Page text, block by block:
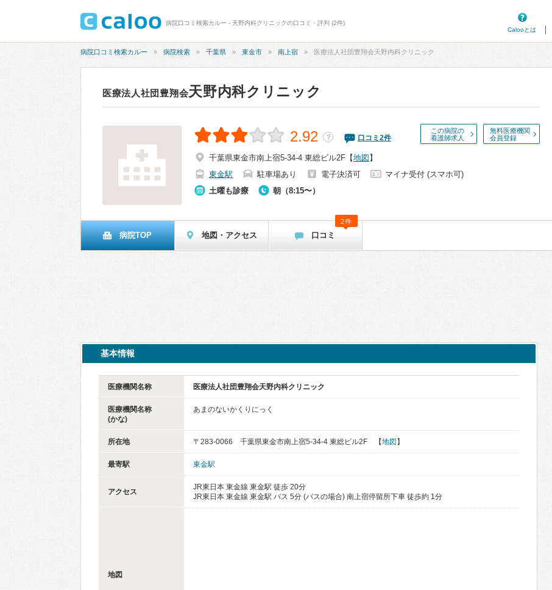
病院口コミ検索カルー - 天野内科クリニックの口コミ・評判 (2件)
Calooとは
病院口コミ検索カルー 病院検索 千葉県 東金市 南上宿 医療法人社団豊翔会天野内科クリニック
医療法人社団豊翔会天野内科クリニック
この病院の
看護師求人
無料医療機関
会員登録
2.92 ？ 口コミ 2件
千葉県東金市南上宿5-34-4 東総ビル2F 【地図 】
東金駅
駐車場あり 電子決済可
マイナ受付 (スマホ可)
土曜も診療
朝（8:15〜）
病院TOP 地図・アクセス 口コミ
2件
基本情報
医療機関名称 医療法人社団豊翔会天野内科クリニック
医療機関名称
(かな)
あまのないかくりにっく
所在地 〒283-0066 千葉県東金市南上宿5-34-4 東総ビル2F 【地図 】
最寄駅 東金駅
アクセス
JR東日本 東金線 東金駅 徒歩 20分
JR東日本 東金線 東金駅 バス 5分 (バスの場合) 南上宿停留所下車 徒歩約 1分
地図